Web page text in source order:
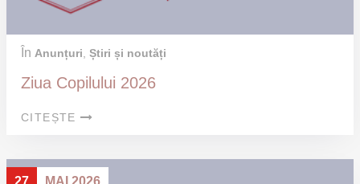
În Anunțuri Știri și noutăți
Ziua Copilului 2026
CITEȘTE
27 MAI 2026